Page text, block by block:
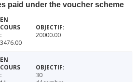
paid under the voucher scheme
3476.00
20000.00
30